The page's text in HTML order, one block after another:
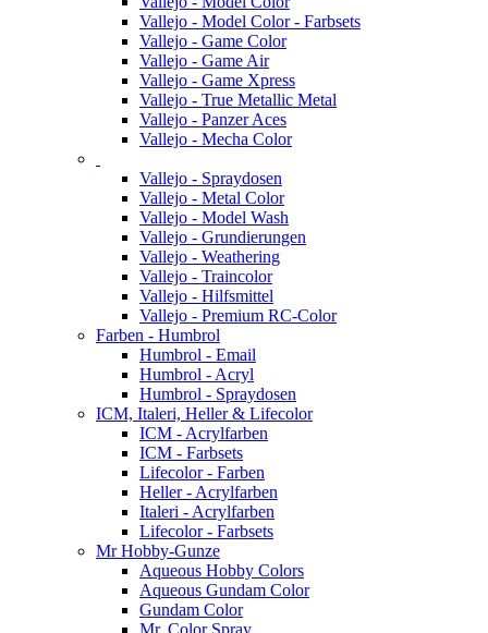
Vallejo - Model Color - Farbsets
Vallejo - Game Color
Vallejo - Game Air
Vallejo - Game Xpress
Vallejo - True Metallic Metal
Vallejo - Panzer Aces
Vallejo - Mecha Color
Vallejo - Spraydosen
Vallejo - Metal Color
Vallejo - Model Wash
Vallejo - Grundierungen
Vallejo - Weathering
Vallejo - Traincolor
Vallejo - Hilfsmittel
Vallejo - Premium RC-Color
Farben - Humbrol
Humbrol - Email
Humbrol - Acryl
Humbrol - Spraydosen
ICM, Italeri, Heller & Lifecolor
ICM - Acrylfarben
ICM - Farbsets
Lifecolor - Farben
Heller - Acrylfarben
Italeri - Acrylfarben
Lifecolor - Farbsets
Mr Hobby-Gunze
Aqueous Hobby Colors
Aqueous Gundam Color
Gundam Color
Mr. Color Spray